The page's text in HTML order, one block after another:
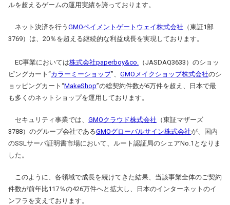
ルを超えるゲームの運用実績を誇っております。
ネット決済を行う GMOペイメントゲートウェイ株式会社 （東証1部
3769）は、20％を超える継続的な利益成長を実現しております。
EC事業においては株式会社paperboy&co.
（JASDAQ3633）のショッ
ピングカート“カラーミーショップ”、 GMOメイクショップ株式会社のシ
ョッピングカート“MakeShop”の総契約件数が6万件を超え、日本で最
も多くのネットショップを運用しております。
セキュリティ事業では、 GMOクラウド株式会社 （東証マザーズ
3788）のグループ会社であるGMOグローバルサイン株式会社が、国内
のSSLサーバ証明書市場において、ルート認証局のシェアNo.1となりま
した。
このように、各領域で成長を続けてきた結果、当該事業全体のご契約
件数が前年比117％の426万件へと拡大し、日本のインターネットのイ
ンフラを支えております。